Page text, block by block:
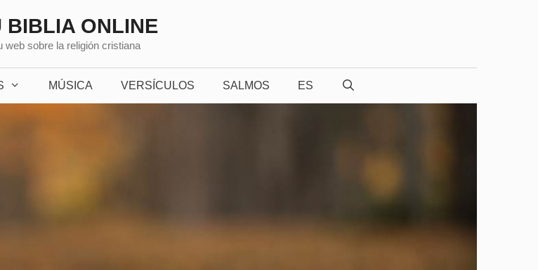
BIBLIA ONLINE
web sobre la religión cristiana
MÚSICA VERSÍCULOS SALMOS ES